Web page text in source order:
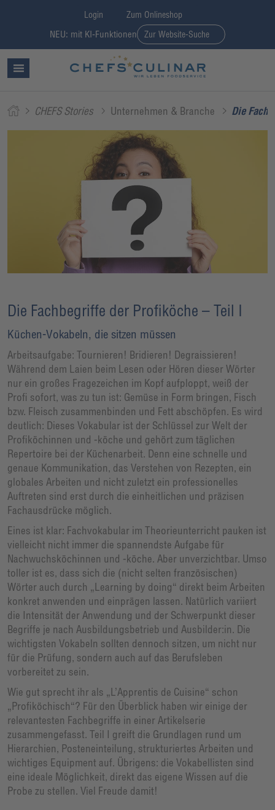
Login Zum Onlineshop
NEU: mit KI-Funktionen Zur Website-Suche
CHEFS Stories Unternehmen & Branche Die
Die Fachbegriffe der Profiköche – Teil I
Küchen-Vokabeln, die sitzen müssen
Arbeitsaufgabe: Tournieren! Bridieren! Degraissieren!
Während dem Laien beim Lesen oder Hören dieser Wörter
nur ein großes Fragezeichen im Kopf aufploppt, weiß der
Profi sofort, was zu tun ist: Gemüse in Form bringen, Fisch
bzw. Fleisch zusammenbinden und Fett abschöpfen. Es wird
deutlich: Dieses Vokabular ist der Schlüssel zur Welt der
Profiköchinnen und -köche und gehört zum täglichen
Repertoire bei der Küchenarbeit. Denn eine schnelle und
genaue Kommunikation, das Verstehen von Rezepten, ein
globales Arbeiten und nicht zuletzt ein professionelles
Auftreten sind erst durch die einheitlichen und präzisen
Fachausdrücke möglich.
Eines ist klar: Fachvokabular im Theorieunterricht pauken ist
vielleicht nicht immer die spannendste Aufgabe für
Nachwuchsköchinnen und -köche. Aber unverzichtbar. Umso
toller ist es, dass sich die (nicht selten französischen)
Wörter auch durch „Learning by doing“ direkt beim Arbeiten
konkret anwenden und einprägen lassen. Natürlich variiert
die Intensität der Anwendung und der Schwerpunkt dieser
Begriffe je nach Ausbildungsbetrieb und Ausbilder:in. Die
wichtigsten Vokabeln sollten dennoch sitzen, um nicht nur
für die Prüfung, sondern auch auf das Berufsleben
vorbereitet zu sein.
Wie gut sprecht ihr als „L’Apprentis de Cuisine“ schon
„Profiköchisch“? Für den Überblick haben wir einige der
relevantesten Fachbegriffe in einer Artikelserie
zusammengefasst. Teil I greift die Grundlagen rund um
Hierarchien, Posteneinteilung, strukturiertes Arbeiten und
wichtiges Equipment auf. Übrigens: die Vokabellisten sind
eine ideale Möglichkeit, direkt das eigene Wissen auf die
Probe zu stellen. Viel Freude damit!